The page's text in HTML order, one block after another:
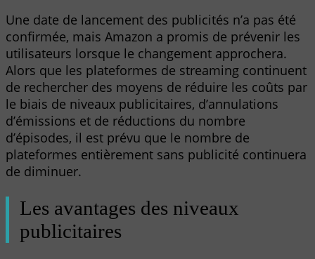
Une date de lancement des publicités n’a pas été
confirmée, mais Amazon a promis de prévenir les
utilisateurs lorsque le changement approchera.
Alors que les plateformes de streaming continuent
de rechercher des moyens de réduire les coûts par
le biais de niveaux publicitaires, d’annulations
d’émissions et de réductions du nombre
d’épisodes, il est prévu que le nombre de
plateformes entièrement sans publicité continuera
de diminuer.
Les avantages des niveaux
publicitaires